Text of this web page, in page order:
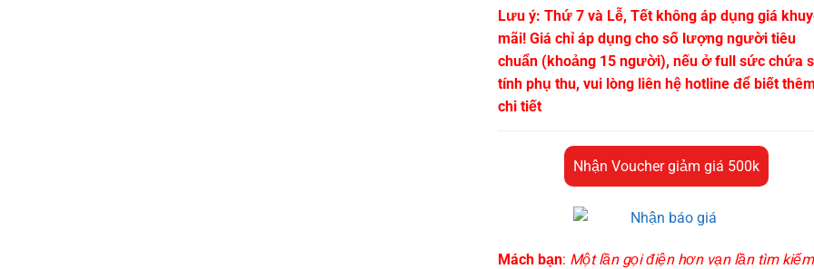
Lưu ý: Thứ 7 và Lễ, Tết không áp dụng giá
mãi! Giá chỉ áp dụng cho số lượng người tiêu
chuẩn (khoảng 15 người), nếu ở full sức chứa
tính phụ thu, vui lòng liên hệ hotline để biết
chi tiết
Nhận Voucher giảm giá 500k
Mách bạn: Một lần gọi điện hơn vạn lần tìm